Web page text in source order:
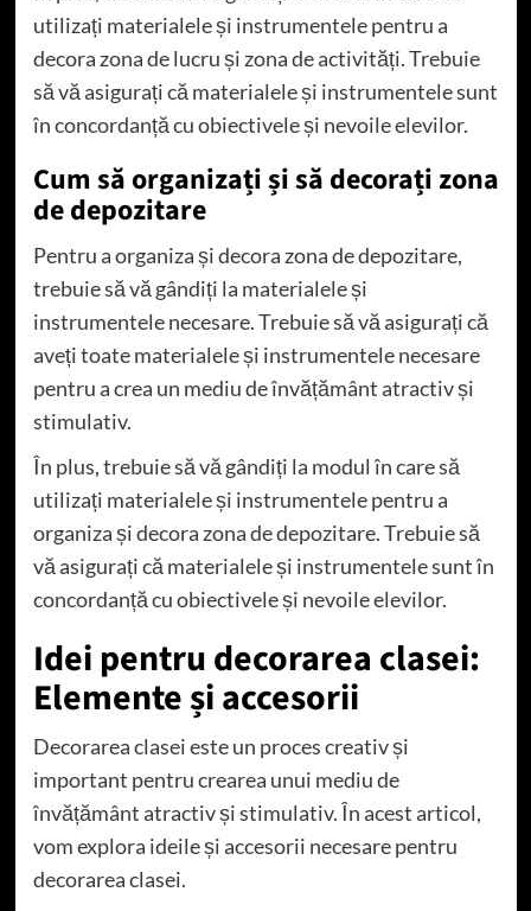
utilizați materialele și instrumentele pentru a
decora zona de lucru și zona de activități. Trebuie
să vă asigurați că materialele și instrumentele sunt
în concordanță cu obiectivele și nevoile elevilor.
Cum să organizați și să decorați zona
de depozitare
Pentru a organiza și decora zona de depozitare,
trebuie să vă gândiți la materialele și
instrumentele necesare. Trebuie să vă asigurați că
aveți toate materialele și instrumentele necesare
pentru a crea un mediu de învățământ atractiv și
stimulativ.
În plus, trebuie să vă gândiți la modul în care să
utilizați materialele și instrumentele pentru a
organiza și decora zona de depozitare. Trebuie să
vă asigurați că materialele și instrumentele sunt în
concordanță cu obiectivele și nevoile elevilor.
Idei pentru decorarea clasei:
Elemente și accesorii
Decorarea clasei este un proces creativ și
important pentru crearea unui mediu de
învățământ atractiv și stimulativ. În acest articol,
vom explora ideile și accesorii necesare pentru
decorarea clasei.